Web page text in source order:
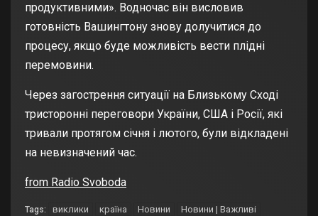
продуктивними». Водночас він висловив
готовність Вашингтону знову долучитися до
процесу, якщо буде можливість вести плідні
перемовини.
Через загострення ситуації на Близькому Сході
тристоронні переговори України, США і Росії, які
тривали протягом січня і лютого, були відкладені
на невизначений час.
from Radio Svoboda
Tags: виклики країна Новини
Новини | Важливі